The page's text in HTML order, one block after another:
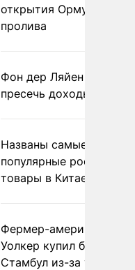
открытия Ормузского
пролива
Фон дер Ляйен
пресечь доходы России
Названы самые
популярные российские
товары в Китае
Фермер-американец
Уолкер купил билет в
Стамбул из-за угрозы